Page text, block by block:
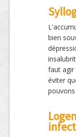
bien
faut
éviter